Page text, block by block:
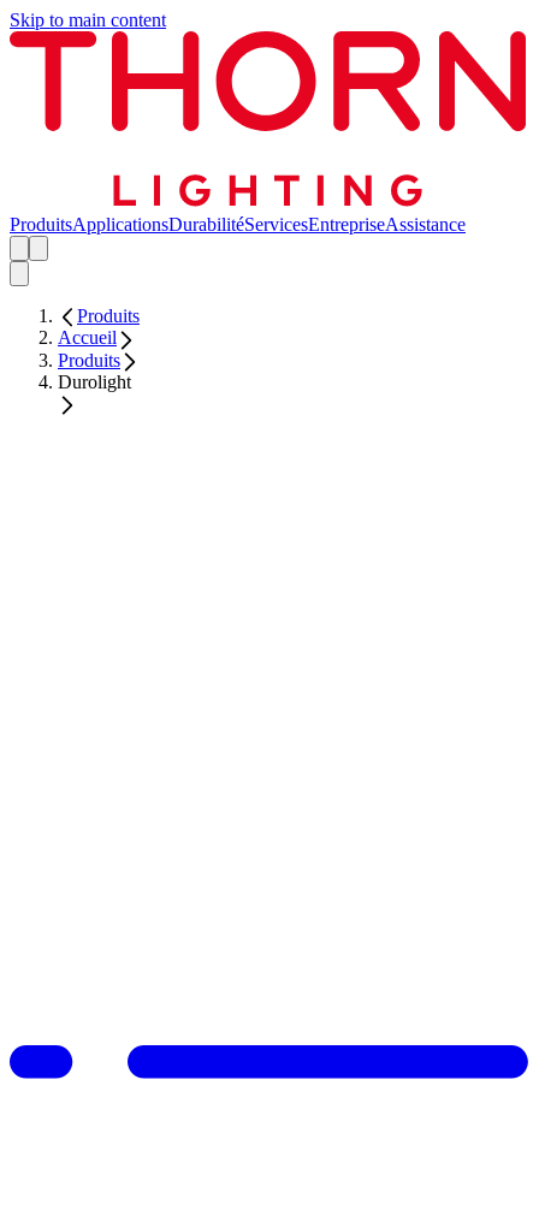
Skip to main content
ProduitsApplicationsDurabilitéServicesEntrepriseAssistance
Produits
Accueil
Produits
Durolight